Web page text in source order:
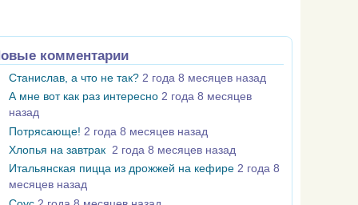
комментарии
Станислав, а что не так? 2 года 8 месяцев назад
А мне вот как раз интересно 2 года 8 месяцев
назад
Потрясающе! 2 года 8 месяцев назад
Хлопья на завтрак 2 года 8 месяцев назад
Итальянская пицца из дрожжей на кефире 2 года 8
месяцев назад